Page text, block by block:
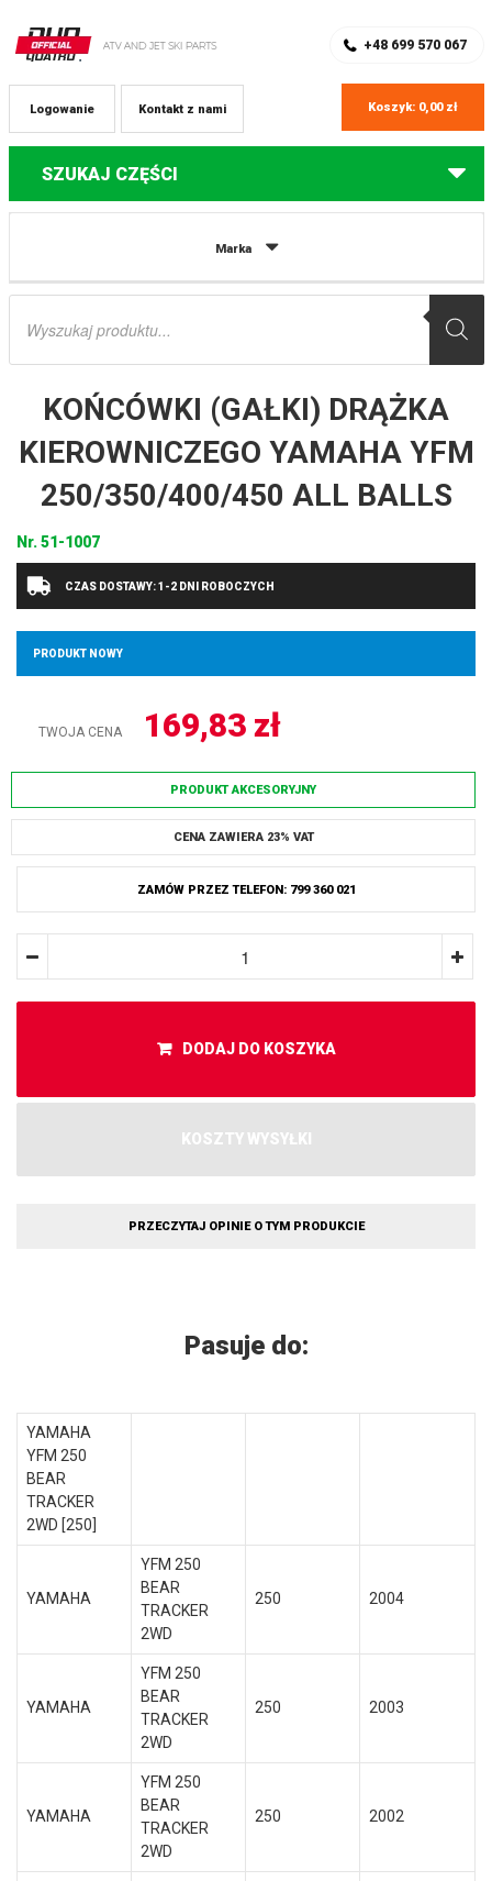
+48 699 570 067
Kontakt z nami
Logowanie Koszyk: 0,00 zł
SZUKAJ CZĘŚCI
Marka
Wyszukiwarka
Części do quadów Yamaha
KOŃCÓWKI (GAŁKI) DRĄŻKA
KIEROWNICZEGO YAMAHA YFM
250/350/400/450 ALL BALLS
Nr.51-1007
CZAS DOSTAWY: 1-2 DNI ROBOCZYCH
PRODUKT NOWY
TWOJA CENA 169,83 zł
PRODUKT AKCESORYJNY
CENA ZAWIERA 23% VAT
ZAMÓW PRZEZ TELEFON: 799 360 021
DODAJ DO KOSZYKA
KOSZTY WYSYŁKI
PRZECZYTAJ OPINIE O TYM PRODUKCIE
Pasuje do:
YAMAHA
YFM 250
BEAR
TRACKER
2WD [250]
YAMAHA
YFM 250
BEAR
TRACKER
2WD
250 2004
YAMAHA
YFM 250
BEAR
TRACKER
2WD
250 2003
YAMAHA
YFM 250
BEAR
TRACKER
2WD
250 2002